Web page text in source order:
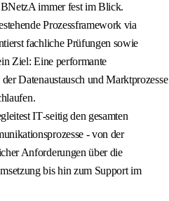
immer fest im Blick.
Prozessframework via
fachliche Prüfungen sowie
Ziel: Eine performante
Datenaustausch und Marktprozesse
IT‑seitig den gesamten
- von der
Anforderungen über die
bis hin zum Support im